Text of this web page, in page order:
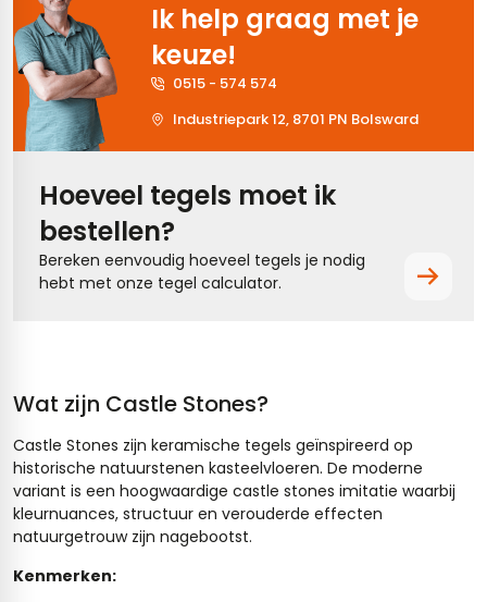
Ik help graag met je
keuze!
0515 - 574 574
Industriepark 12, 8701 PN Bolsward
Hoeveel tegels moet ik
bestellen?
Bereken eenvoudig hoeveel tegels je nodig
hebt met onze tegel calculator.
Wat zijn Castle Stones?
Castle Stones zijn keramische tegels geïnspireerd op
historische natuurstenen kasteelvloeren. De moderne
variant is een hoogwaardige castle stones imitatie waarbij
kleurnuances, structuur en verouderde effecten
natuurgetrouw zijn nagebootst.
Kenmerken: